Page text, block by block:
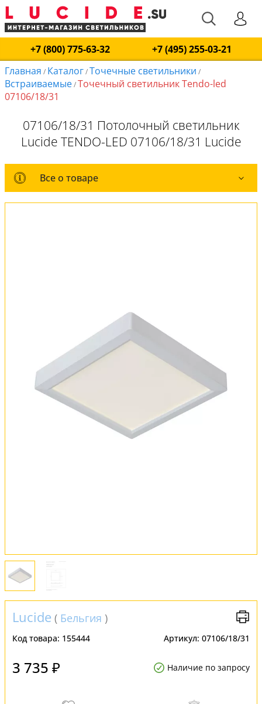
+7 (800) 775-63-32
+7 (495) 255-03-21
Главная / Каталог/Точечные светильники /
Встраиваемые/Точечный светильник Tendo-led
07106/18/31
07106/18/31 Потолочный светильник
Lucide TENDO-LED 07106/18/31 Lucide
Все о товаре
Все о товаре
Обмен и возврат
Установка
FAQ
Отзывы
Lucide ( Бельгия )
Код товара: 155444 Артикул: 07106/18/31
3 735 ₽ Наличие по запросу